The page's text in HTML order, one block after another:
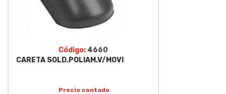
Código: 4660
CARETA SOLD.POLIAM.V/MOVI
Precio contado